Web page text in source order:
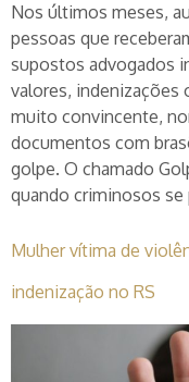
Nos últimos meses,
pessoas que
supostos advogados
valores, indenizações
muito convincente,
documentos com
golpe. O chamado
quando criminosos se
Mulher vítima de
indenização no RS